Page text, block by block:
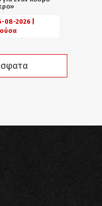
08-2026 |